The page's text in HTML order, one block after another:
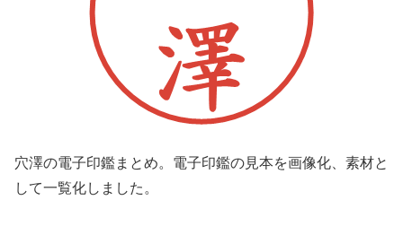
穴澤の電子印鑑まとめ。電子印鑑の見本を画像化、素材と
して一覧化しました。